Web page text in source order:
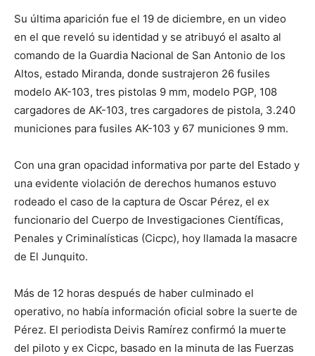
Su última aparición fue el 19 de diciembre, en un video
en el que reveló su identidad y se atribuyó el asalto al
comando de la Guardia Nacional de San Antonio de los
Altos, estado Miranda, donde sustrajeron 26 fusiles
modelo AK-103, tres pistolas 9 mm, modelo PGP, 108
cargadores de AK-103, tres cargadores de pistola, 3.240
municiones para fusiles AK-103 y 67 municiones 9 mm.
Con una gran opacidad informativa por parte del Estado y
una evidente violación de derechos humanos estuvo
rodeado el caso de la captura de Oscar Pérez, el ex
funcionario del Cuerpo de Investigaciones Científicas,
Penales y Criminalísticas (Cicpc), hoy llamada la masacre
de El Junquito.
Más de 12 horas después de haber culminado el
operativo, no había información oficial sobre la suerte de
Pérez. El periodista Deivis Ramírez confirmó la muerte
del piloto y ex Cicpc, basado en la minuta de las Fuerzas